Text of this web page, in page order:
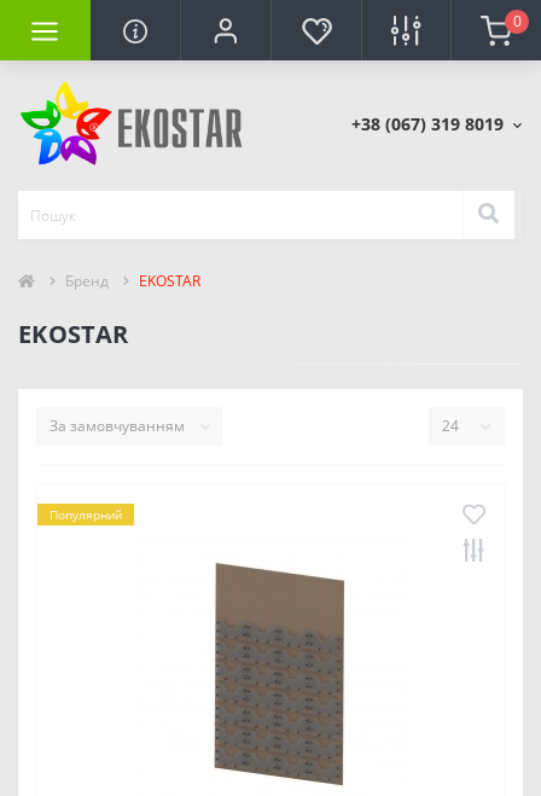
0
+38 (067) 319 8019
Бренд EKOSTAR
EKOSTAR
Популярний